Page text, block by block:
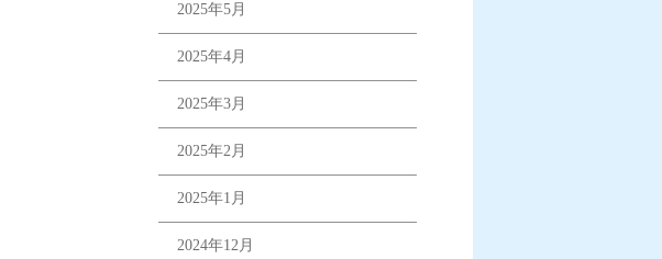
2025年5月
2025年4月
2025年3月
2025年2月
2025年1月
2024年12月